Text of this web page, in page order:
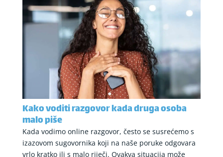
Kako voditi razgovor kada druga osoba
malo piše
Kada vodimo online razgovor, često se susrećemo s
izazovom sugovornika koji na naše poruke odgovara
vrlo kratko ili s malo riječi. Ovakva situacija može